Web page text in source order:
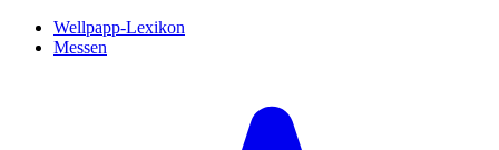
Wellpapp-Lexikon
Messen